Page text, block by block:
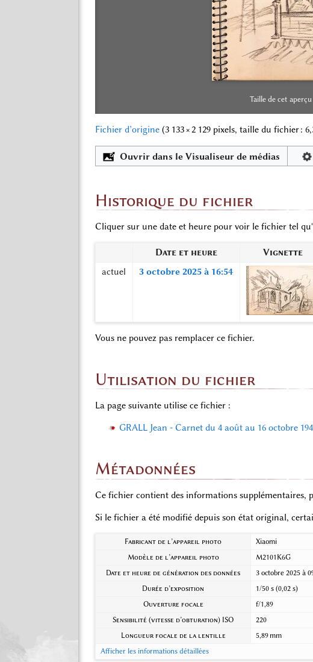
Taille de cet aperçu
Fichier d’origine (3 133 × 2 129 pixels, taille du fichier :
Ouvrir dans le Visualiseur de médias
Historique du fichier
Cliquer sur une date et heure pour voir le fichier tel
Date et heure Vignette
actuel
3 octobre 2025 à 16:54
Vous ne pouvez pas remplacer ce fichier.
Utilisation du fichier
La page suivante utilise ce fichier :
GRALL Jean - Carnet du 4 août au 16 octobre
Métadonnées
Ce fichier contient des informations supplémentaires,
Si le fichier a été modifié depuis son état original,
Fabricant de l’appareil photo
Xiaomi
Modèle de l’appareil photo
M2101K6G
Date et heure de génération des données
3 octobre 2025 à
Durée d’exposition
1/50 s (0,02 s)
Ouverture focale
f/1,89
Sensibilité (vitesse d’obturation) ISO
220
Longueur focale de la lentille
5,89 mm
Afficher les informations détaillées